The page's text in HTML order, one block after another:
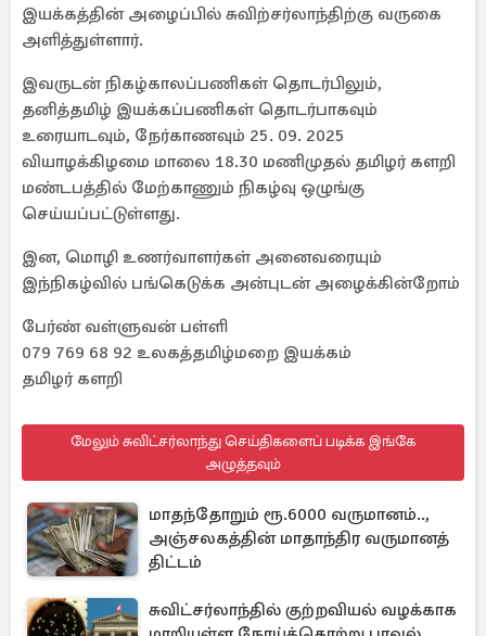
இயக்கத்தின் அழைப்பில் சுவிற்சர்லாந்திற்கு வருகை
அளித்துள்ளார்.
இவருடன் நிகழ்காலப்பணிகள் தொடர்பிலும்,
தனித்தமிழ் இயக்கப்பணிகள் தொடர்பாகவும்
உரையாடவும், நேர்காணவும் 25. 09. 2025
வியாழக்கிழமை மாலை 18.30 மணிமுதல் தமிழர் களறி
மண்டபத்தில் மேற்காணும் நிகழ்வு ஒழுங்கு
செய்யப்பட்டுள்ளது.
இன, மொழி உணர்வாளர்கள் அனைவரையும்
இந்நிகழ்வில் பங்கெடுக்க அன்புடன் அழைக்கின்றோம்
பேர்ண் வள்ளுவன் பள்ளி
079 769 68 92 உலகத்தமிழ்மறை இயக்கம்
தமிழர் களறி
மேலும் சுவிட்சர்லாந்து செய்திகளைப் படிக்க இங்கே
அழுத்தவும்
மாதந்தோறும் ரூ.6000 வருமானம்..,
அஞ்சலகத்தின் மாதாந்திர வருமானத்
திட்டம்
சுவிட்சர்லாந்தில் குற்றவியல் வழக்காக